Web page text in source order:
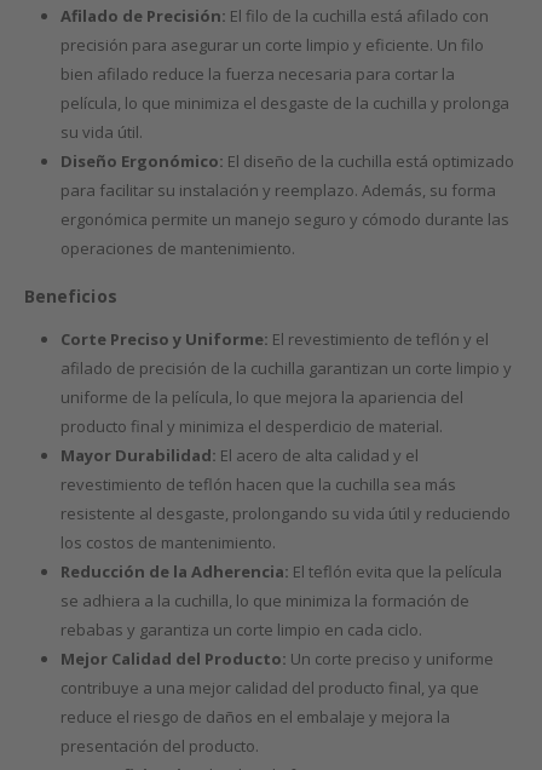
Afilado de Precisión: El filo de la cuchilla está afilado con
precisión para asegurar un corte limpio y eficiente. Un filo
bien afilado reduce la fuerza necesaria para cortar la
película, lo que minimiza el desgaste de la cuchilla y prolonga
su vida útil.
Diseño Ergonómico: El diseño de la cuchilla está optimizado
para facilitar su instalación y reemplazo. Además, su forma
ergonómica permite un manejo seguro y cómodo durante las
operaciones de mantenimiento.
Beneficios
Corte Preciso y Uniforme: El revestimiento de teflón y el
afilado de precisión de la cuchilla garantizan un corte limpio y
uniforme de la película, lo que mejora la apariencia del
producto final y minimiza el desperdicio de material.
Mayor Durabilidad: El acero de alta calidad y el
revestimiento de teflón hacen que la cuchilla sea más
resistente al desgaste, prolongando su vida útil y reduciendo
los costos de mantenimiento.
Reducción de la Adherencia: El teflón evita que la película
se adhiera a la cuchilla, lo que minimiza la formación de
rebabas y garantiza un corte limpio en cada ciclo.
Mejor Calidad del Producto: Un corte preciso y uniforme
contribuye a una mejor calidad del producto final, ya que
reduce el riesgo de daños en el embalaje y mejora la
presentación del producto.